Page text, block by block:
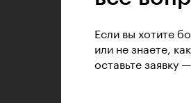
Если вы хотите
или не знаете,
оставьте заявку